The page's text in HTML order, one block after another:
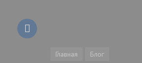
Главная Блог